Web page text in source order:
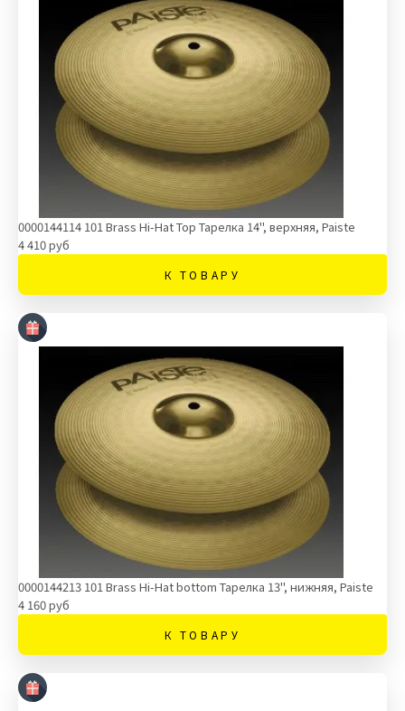
0000144114 101 Brass Hi-Hat Top Тарелка 14'', верхняя, Paiste
4 410 руб
К ТОВАРУ
0000144213 101 Brass Hi-Hat bottom Тарелка 13'', нижняя, Paiste
4 160 руб
К ТОВАРУ